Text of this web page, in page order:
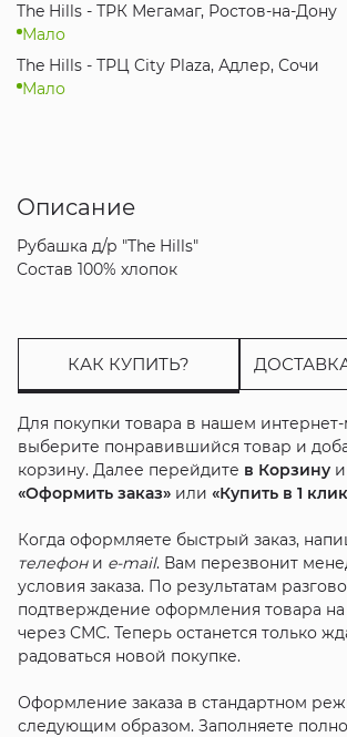
The Hills - ТРК Мегамаг, Ростов-на-Дону
Мало
The Hills - ТРЦ City Plaza, Адлер, Сочи
Мало
Описание
Рубашка д/р "The Hills"
Состав 100% хлопок
КАК КУПИТЬ?
Для покупки товара в нашем интернет-
выберите понравившийся товар и
корзину. Далее перейдите в Корзинуи
«Оформить заказ»или «Купить в 1
Когда оформляете быстрый заказ,
телефони e-mail. Вам перезвонит
условия заказа. По результатам
подтверждение оформления товара на
через СМС. Теперь останется только
радоваться новой покупке.
Оформление заказа в стандартном
следующим образом. Заполняете